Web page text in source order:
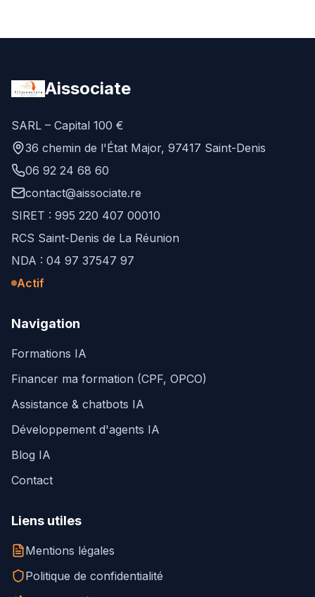
Aissociate
SARL – Capital 100 €
36 chemin de l'État Major, 97417 Saint-Denis
06 92 24 68 60
contact@aissociate.re
SIRET : 995 220 407 00010
RCS Saint-Denis de La Réunion
NDA : 04 97 37547 97
Actif
Navigation
Formations IA
Financer ma formation (CPF, OPCO)
Assistance & chatbots IA
Développement d'agents IA
Blog IA
Contact
Liens utiles
Mentions légales
Politique de confidentialité